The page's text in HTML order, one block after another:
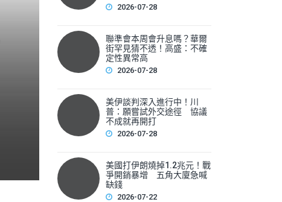
聯準會本周會升息嗎？華
2026-07-28
聯準會本周會升息嗎？華爾
街罕見猜不透！高盛：不確
定性異常高
2026-07-28
美伊談判深入進行中！川
普：願嘗試外交途徑 協議
不成就再開打
2026-07-28
美國打伊朗燒掉1.2兆元！戰
爭開銷暴增 五角大廈急喊
缺錢
2026-07-22